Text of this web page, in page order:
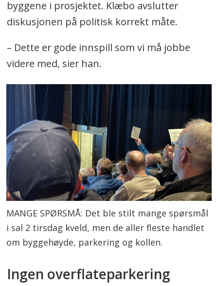
byggene i prosjektet. Klæbo avslutter
diskusjonen på politisk korrekt måte.
– Dette er gode innspill som vi må jobbe
videre med, sier han.
MANGE SPØRSMÅ: Det ble stilt mange spørsmål
i sal 2 tirsdag kveld, men de aller fleste handlet
om byggehøyde, parkering og kollen.
Ingen overflateparkering